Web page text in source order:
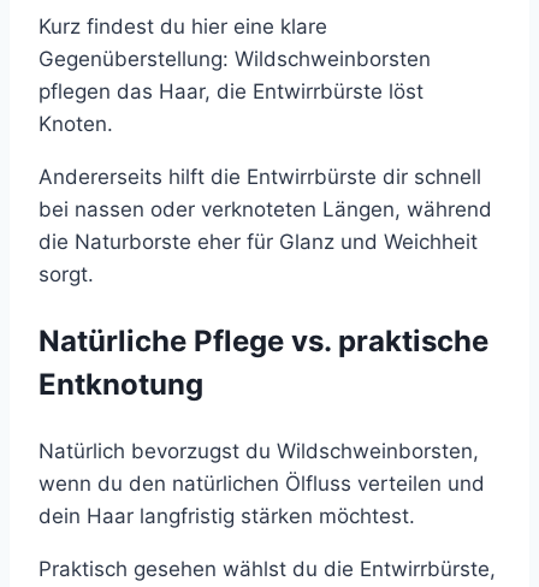
Kurz findest du hier eine klare
Gegenüberstellung: Wildschweinborsten
pflegen das Haar, die Entwirrbürste löst
Knoten.
Andererseits hilft die Entwirrbürste dir schnell
bei nassen oder verknoteten Längen, während
die Naturborste eher für Glanz und Weichheit
sorgt.
Natürliche Pflege vs. praktische
Entknotung
Natürlich bevorzugst du Wildschweinborsten,
wenn du den natürlichen Ölfluss verteilen und
dein Haar langfristig stärken möchtest.
Praktisch gesehen wählst du die Entwirrbürste,